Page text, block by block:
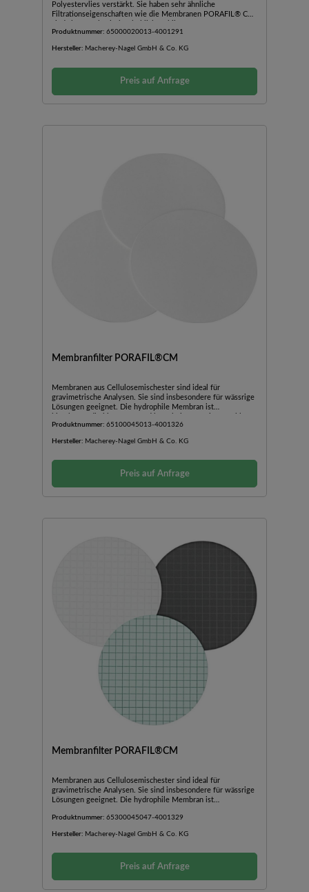
Polyestervlies verstärkt. Sie haben sehr ähnliche
Filtrationseigenschaften wie die Membranen PORAFIL® CM,
Produktnummer: 65000020013-4001291
Hersteller: Macherey-Nagel GmbH & Co. KG
Preis auf Anfrage
Membranfilter PORAFIL®CM
Membranen aus Cellulosemischester sind ideal für
gravimetrische Analysen. Sie sind insbesondere für wässrige
Lösungen geeignet. Die hydrophile Membran ist
sterilisiert werden. Diese Membran wird häufig für
Produktnummer: 65100045013-4001326
Hersteller: Macherey-Nagel GmbH & Co. KG
Preis auf Anfrage
Membranfilter PORAFIL®CM
Membranen aus Cellulosemischester sind ideal für
gravimetrische Analysen. Sie sind insbesondere für wässrige
Lösungen geeignet. Die hydrophile Membran ist
sterilisiert werden. Diese Membran wird häufig für
Produktnummer: 65300045047-4001329
Hersteller: Macherey-Nagel GmbH & Co. KG
Preis auf Anfrage